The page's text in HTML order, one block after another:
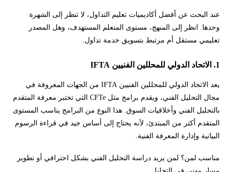
عند البحث عن أفضل أكاديميات تعليم التداول، لا تنظر إلى الشهرة
وحدها. انظر إلى المنهج، مستوى المتعلم المستهدف، وهل المصدر
تعليمي مستقل أم مرتبط بتسويق خدمة تداول.
1. الاتحاد الدولي للمحللين الفنيين IFTA
يعد الاتحاد الدولي للمحللين الفنيين IFTA من الجهات المعروفة في
مجال التحليل الفني، ويقدم برامج مثل CFTe التي تختبر معرفة المتقدم
بالتحليل الفني وأخلاقيات السوق. هذا النوع من البرامج يناسب المستوى
المتقدم أكثر من المبتدئ، لأنه يحتاج إلى أساس جيد في قراءة الرسوم
البيانية وإدارة المعرفة الفنية.
مناسب لمن؟ لمن يريد دراسة التحليل الفني بشكل احترافي أو تطوير